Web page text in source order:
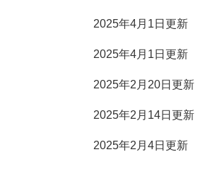
2025年4月1日更新
2025年4月1日更新
2025年2月20日更新
2025年2月14日更新
2025年2月4日更新